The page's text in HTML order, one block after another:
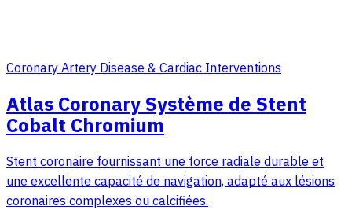
Coronary Artery Disease & Cardiac Interventions
Atlas Coronary Système de Stent
Cobalt Chromium
Stent coronaire fournissant une force radiale durable et
une excellente capacité de navigation, adapté aux lésions
coronaires complexes ou calcifiées.